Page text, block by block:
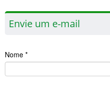
Envie um e-mail
Nome *